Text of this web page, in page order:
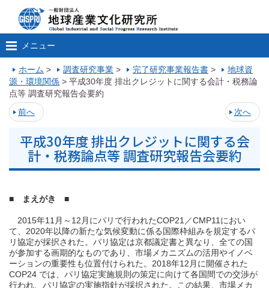
メニュー
ホーム > 調査研究事業 > 完了研究事業報告書 >
地球資
源・環境関係 > 平成30年度 排出クレジットに関する会計・税務論
点等 調査研究報告会要約
前へ
次へ
平成30年度 排出クレジットに関する会
計・税務論点等 調査研究報告会要約
■ まえがき ■
2015年11月～12月にパリで行われたCOP21／CMP11におい
て、2020年以降の新たな気候変動に係る国際枠組みを規定するパ
リ協定が採択された。パリ協定は京都議定書と異なり、全ての国
が参加する画期的なものであり、市場メカニズムの活用やイノベ
ーションの重要性も位置付けられた。2018年12月に開催された
COP24 では、パリ協定実施規則の策定に向けて各国間での交渉が
行われ、パリ協定の実施指針が採択された。この結果、市場メカ